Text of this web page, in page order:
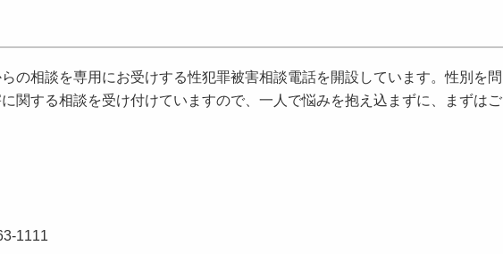
の相談を専用にお受けする性犯罪被害相談電話を開設しています。性別を問
関する相談を受け付けていますので、一人で悩みを抱え込まずに、まずはご
1111